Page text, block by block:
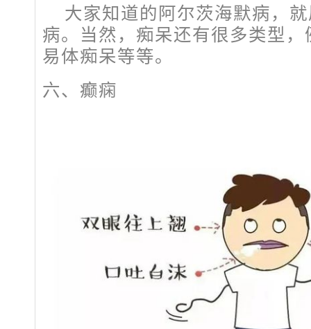
大家知道的阿尔茨海默病，
病。当然，痴呆还有很多类型
易体痴呆等等。
六、癫痫